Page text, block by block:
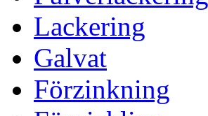
Lackering
Galvat
Förzinkning